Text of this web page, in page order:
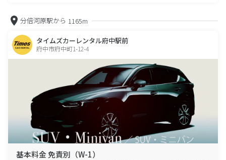
分倍河原駅から 1165m
タイムズカーレンタル府中駅前
府中市府中町1-12-4
基本料金 免責別（W-1）